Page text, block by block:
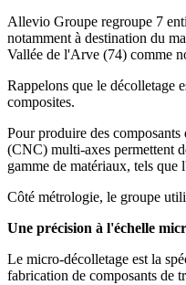
Allevio Groupe regroupe 7
notamment à destination du
Vallée de l'Arve (74) comme
Rappelons que le décolletage
composites.
Pour produire des
(CNC) multi-axes permettent
gamme de matériaux, tels
Côté métrologie, le groupe
Une précision à l'échelle
Le micro-décolletage est la
fabrication de composants de